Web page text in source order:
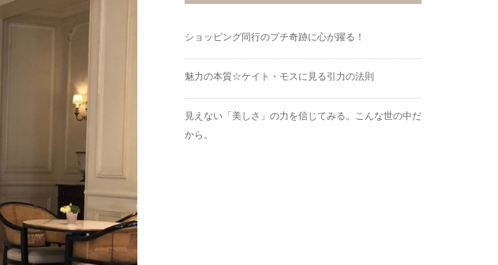
ショッピング同行のプチ奇跡に心が躍る！
魅力の本質☆ケイト・モスに見る引力の法則
見えない「美しさ」の力を信じてみる。こんな世の中だ
から。